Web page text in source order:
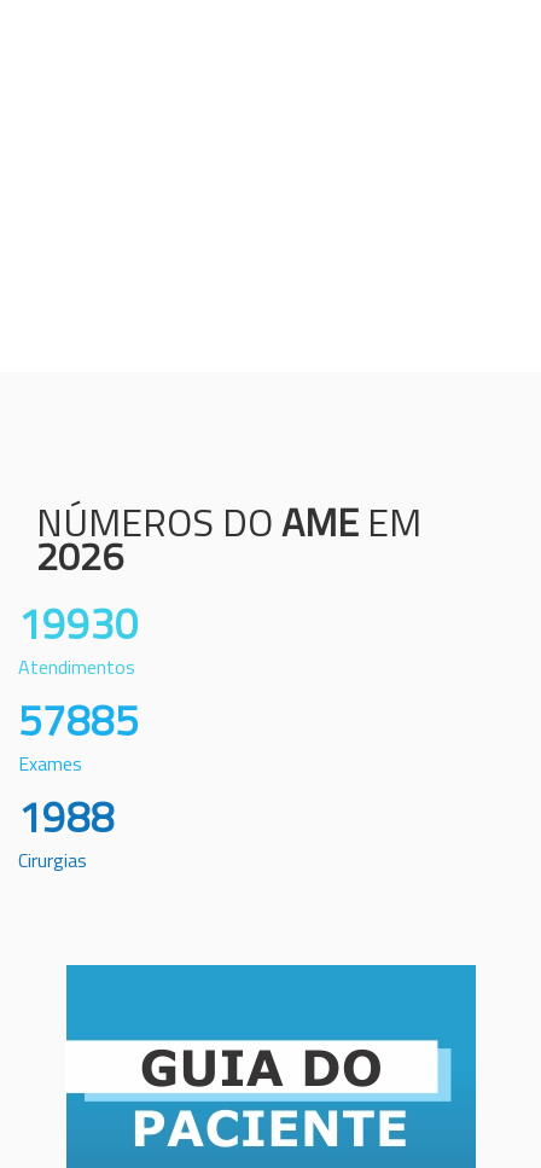
NÚMEROS DOAME EM
2026
19930
Atendimentos
57885
Exames
1988
Cirurgias